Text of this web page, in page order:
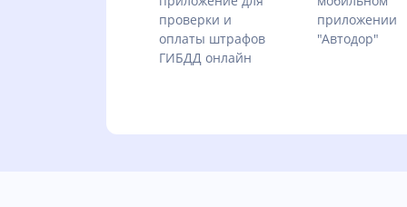
проверки и
оплаты штрафов
ГИБДД онлайн
приложении
"Автодор"